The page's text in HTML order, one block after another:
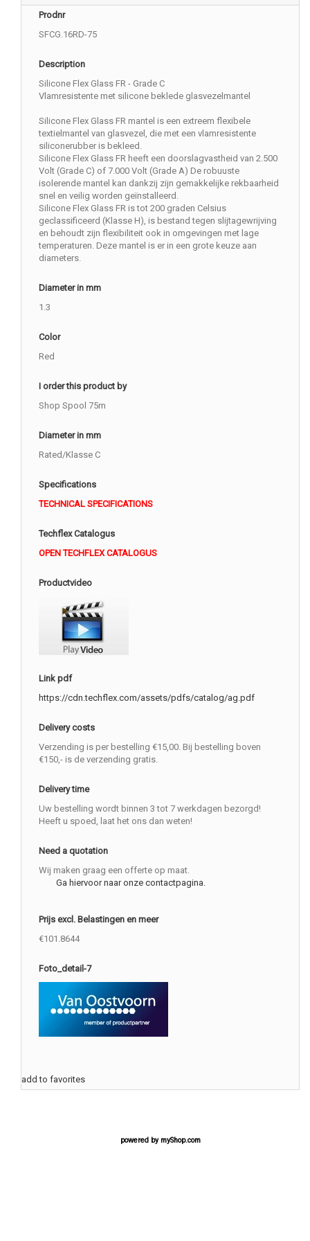
Prodnr
SFCG.16RD-75
Description
Silicone Flex Glass FR - Grade C
Vlamresistente met silicone beklede glasvezelmantel
Silicone Flex Glass FR mantel is een extreem flexibele
textielmantel van glasvezel, die met een vlamresistente
siliconerubber is bekleed.
Silicone Flex Glass FR heeft een doorslagvastheid van 2.500
Volt (Grade C) of 7.000 Volt (Grade A) De robuuste
isolerende mantel kan dankzij zijn gemakkelijke rekbaarheid
snel en veilig worden geïnstalleerd.
Silicone Flex Glass FR is tot 200 graden Celsius
geclassificeerd (Klasse H), is bestand tegen slijtagewrijving
en behoudt zijn flexibiliteit ook in omgevingen met lage
temperaturen. Deze mantel is er in een grote keuze aan
diameters.
Diameter in mm
1.3
Color
Red
I order this product by
Shop Spool 75m
Diameter in mm
Rated/Klasse C
Specifications
TECHNICAL SPECIFICATIONS
Techflex Catalogus
OPEN TECHFLEX CATALOGUS
Productvideo
Link pdf
https://cdn.techflex.com/assets/pdfs/catalog/ag.pdf
Delivery costs
Verzending is per bestelling €15,00. Bij bestelling boven
€150,- is de verzending gratis.
Delivery time
Uw bestelling wordt binnen 3 tot 7 werkdagen bezorgd!
Heeft u spoed, laat het ons dan weten!
Need a quotation
Wij maken graag een offerte op maat.
Ga hiervoor naar onze contactpagina.
Prijs excl. Belastingen en meer
€101.8644
Foto_detail-7
add to favorites
powered by myShop.com